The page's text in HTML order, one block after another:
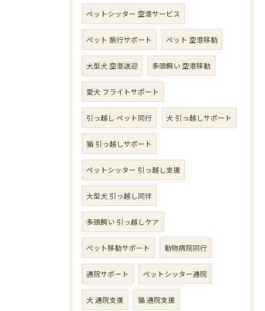
ペットシッター 空港サービス
ペット 旅行サポート ペット 空港移動
大型犬 空港送迎 多頭飼い 空港移動
愛犬 フライトサポート
引っ越し ペット同行 犬 引っ越しサポート
猫 引っ越しサポート
ペットシッター 引っ越し支援
大型犬 引っ越し同伴
多頭飼い 引っ越しケア
ペット移動サポート 動物病院同行
通院サポート ペットシッター通院
犬 通院支援 猫 通院支援